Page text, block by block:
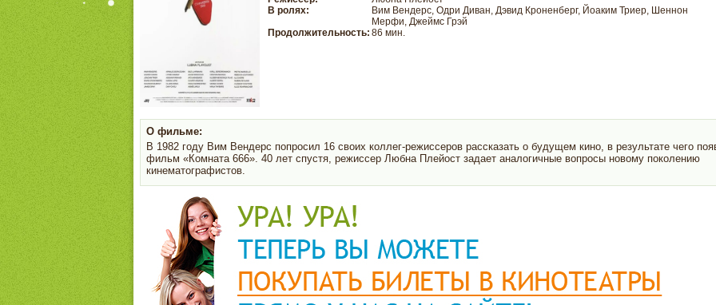
В ролях:
Вим Вендерс, Одри Диван, Дэвид Кроненберг, Йоаким Триер, Шеннон
Мерфи, Джеймс Грэй
Продолжительность: 86 мин.
О фильме:
В 1982 году Вим Вендерс попросил 16 своих коллег-режиссеров рассказать о будущем кино, в результате чего
фильм «Комната 666». 40 лет спустя, режиссер Любна Плейост задает аналогичные вопросы новому поколению
кинематографистов.